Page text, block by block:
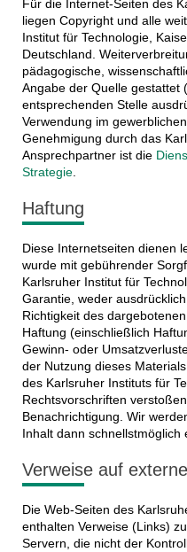
Für die Internet-Seiten des
liegen Copyright und alle
Institut für Technologie,
Deutschland.
pädagogische,
Angabe der Quelle gestattet
entsprechenden Stelle
Verwendung im
Genehmigung durch das
Ansprechpartner ist die
Strategie.
Haftung
Diese Internetseiten dienen
wurde mit gebührender
Karlsruher Institut für
Garantie, weder
Richtigkeit des
Haftung (einschließlich
Gewinn- oder
der Nutzung dieses
des Karlsruher Instituts für
Rechtsvorschriften
Benachrichtigung. Wir
Inhalt dann schnellstmöglich
Verweise auf
Die Web-Seiten des
enthalten Verweise (Links)
Servern, die nicht der